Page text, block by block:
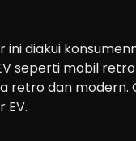
ini diakui
seperti mobil
dan modern.
EV.